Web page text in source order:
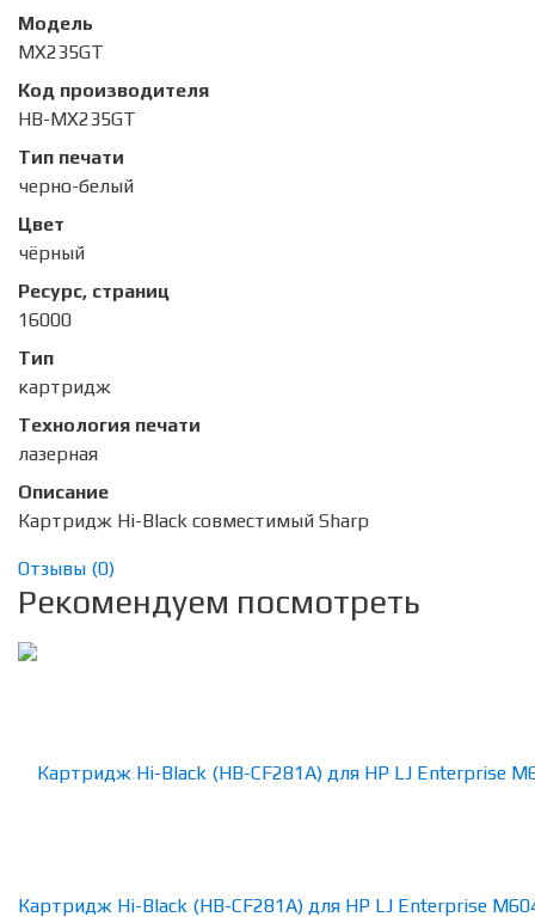
Модель
MX235GT
Код производителя
HB-MX235GT
Тип печати
черно-белый
Цвет
чёрный
Ресурс, страниц
16000
Тип
картридж
Технология печати
лазерная
Описание
Картридж Hi-Black совместимый Sharp
Отзывы (0)
Рекомендуем посмотреть
Картридж Hi-Black (HB-CF281A) для HP LJ Enterprise